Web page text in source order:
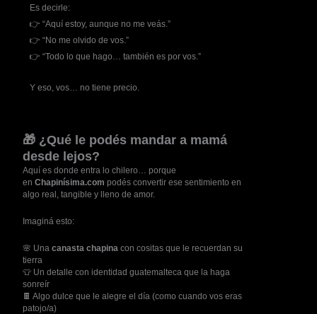
Es decirle:
👉 “Aquí estoy, aunque no me veás.”
👉 “No me olvido de vos.”
👉 “Todo lo que hago… también es por vos.”
Y eso, vos… no tiene precio.
🎁 ¿Qué le podés mandar a mamá
desde lejos?
Aquí es donde entra lo chilero… porque
enChapinísima.com podés convertir ese sentimiento en
algo real, tangible y lleno de amor.
Imaginá esto:
🌸 Unacanasta chapina con cositas que le recuerdan su
tierra
👕 Un detalle con identidad guatemalteca que la haga
sonreír
🍫 Algo dulce que le alegre el día (como cuando vos eras
patojo/a)